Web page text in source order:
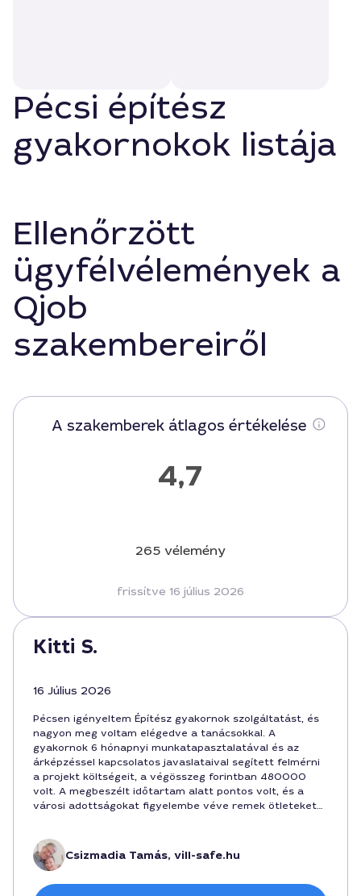
Pécsi építész
gyakornokok listája
Ellenőrzött
ügyfélvélemények a
Qjob
szakembereiről
A szakemberek átlagos értékelése
4,7
265 vélemény
frissítve 16 július 2026
Kitti S.
16 Július 2026
Pécsen igényeltem Építész gyakornok szolgáltatást, és
nagyon meg voltam elégedve a tanácsokkal. A
gyakornok 6 hónapnyi munkatapasztalatával és az
árképzéssel kapcsolatos javaslataival segített felmérni
a projekt költségeit, a végösszeg forintban 480000
volt. A megbeszélt időtartam alatt pontos volt, és a
városi adottságokat figyelembe véve remek ötleteket
haladtunk a terv kidolgozásával.
Csizmadia Tamás, vill-safe.hu